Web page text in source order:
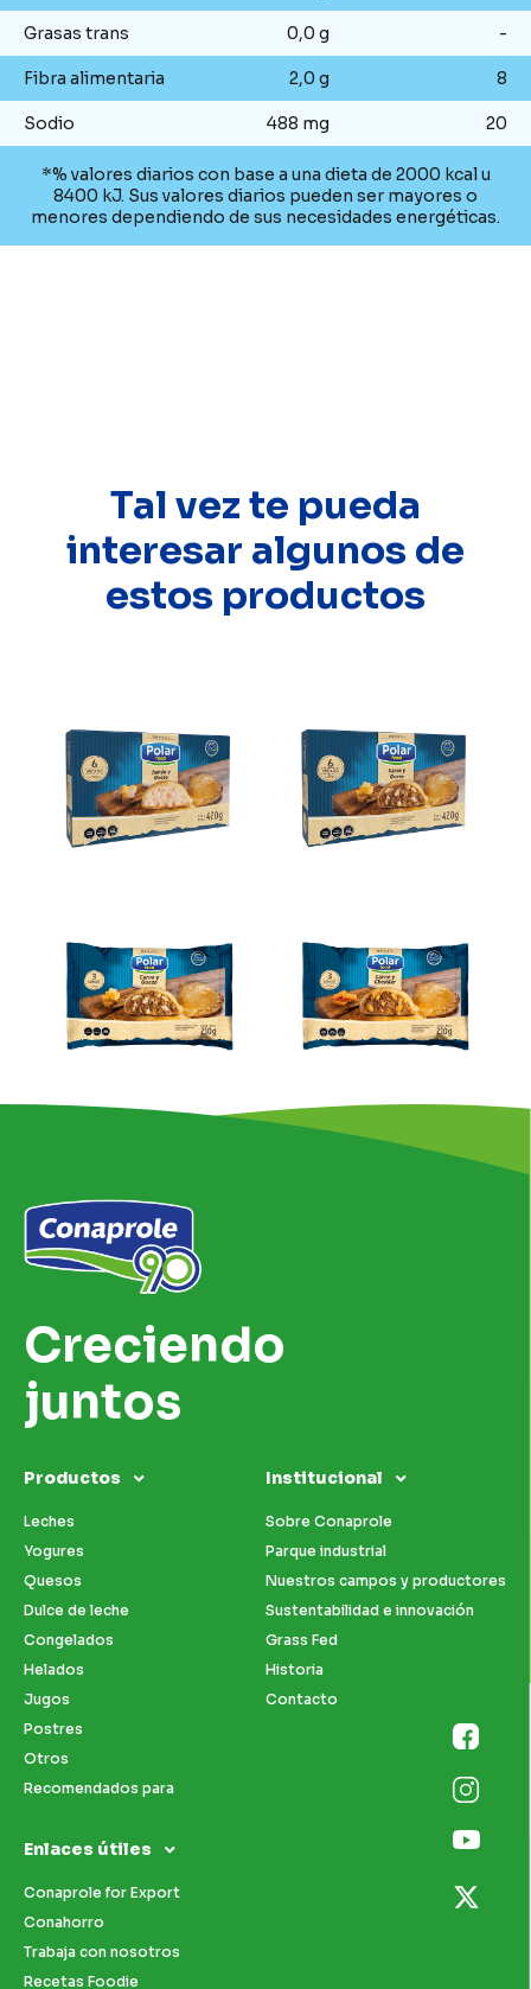
Grasas trans 0,0 g -
Fibra alimentaria 2,0 g 8
Sodio 488 mg 20
*% valores diarios con base a una dieta de 2000 kcal u
8400 kJ. Sus valores diarios pueden ser mayores o
menores dependiendo de sus necesidades energéticas.
Tal vez te pueda
interesar algunos de
estos productos
Creciendo
juntos
Productos
Leches
Yogures
Quesos
Dulce de leche
Congelados
Helados
Jugos
Postres
Otros
Recomendados para
Institucional
Sobre Conaprole
Parque industrial
Nuestros campos y productores
Sustentabilidad e innovación
Grass Fed
Historia
Contacto
Enlaces útiles
Conaprole for Export
Conahorro
Trabaja con nosotros
Recetas Foodie